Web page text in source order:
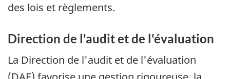
des lois et règlements.
Direction de l'audit et de l'évaluation
La Direction de l'audit et de l'évaluation